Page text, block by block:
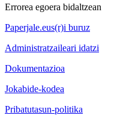
Errorea egoera bidaltzean
Paperjale.eus(r)i buruz
Administratzaileari idatzi
Dokumentazioa
Jokabide-kodea
Pribatutasun-politika